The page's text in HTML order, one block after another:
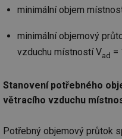
minimální objem
minimální objemový
vzduchu místností Vad =
Stanovení potřebného
větracího vzduchu
Potřebný objemový průtok